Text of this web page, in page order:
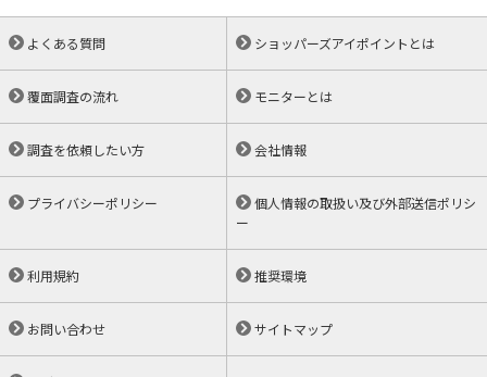
よくある質問 ショッパーズアイポイントとは
覆面調査の流れ モニターとは
調査を依頼したい方 会社情報
プライバシーポリシー
個人情報の取扱い及び外部送信ポリシ
ー
利用規約 推奨環境
お問い合わせ サイトマップ